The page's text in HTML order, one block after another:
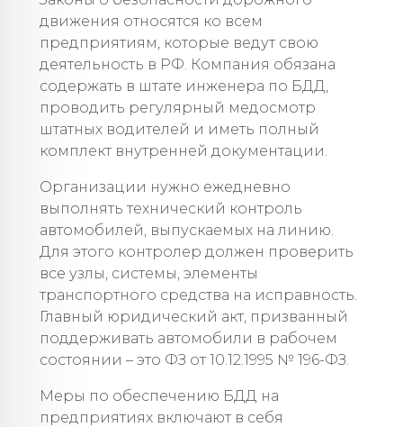
движения относятся ко всем
предприятиям, которые ведут свою
деятельность в РФ. Компания обязана
содержать в штате инженера по БДД,
проводить регулярный медосмотр
штатных водителей и иметь полный
комплект внутренней документации.
Организации нужно ежедневно
выполнять технический контроль
автомобилей, выпускаемых на линию.
Для этого контролер должен проверить
все узлы, системы, элементы
транспортного средства на исправность.
Главный юридический акт, призванный
поддерживать автомобили в рабочем
состоянии – это ФЗ от 10.12.1995 № 196-ФЗ.
Меры по обеспечению БДД на
предприятиях включают в себя